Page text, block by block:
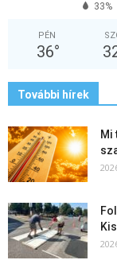
33%
PÉN
36°
További hírek
Mi